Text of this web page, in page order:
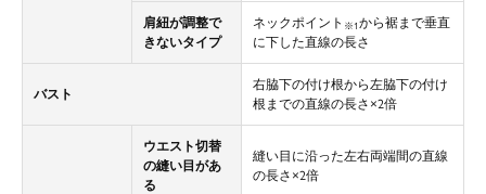
肩紐が調整で
きないタイプ
ネックポイント ※1から裾まで垂直
に下した直線の長さ
バスト
右脇下の付け根から左脇下の付け
根までの直線の長さ×2倍
ウエスト切替
の縫い目があ
る
縫い目に沿った左右両端間の直線
の長さ×2倍